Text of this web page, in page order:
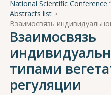
Abstracts list
Взаимосвязь
типами
регуляции